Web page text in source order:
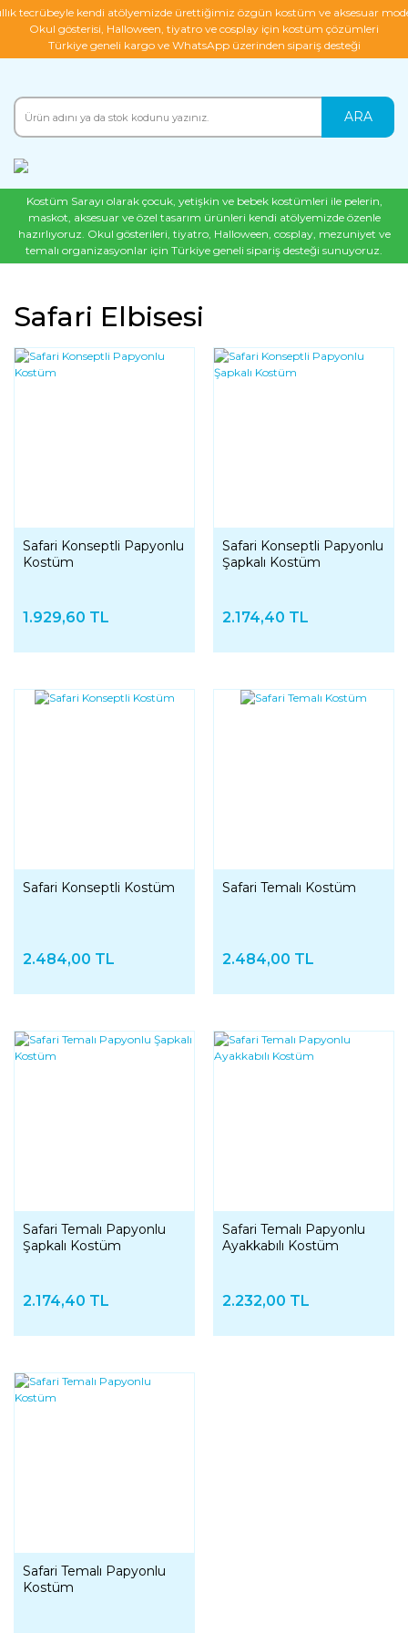
tecrübeyle kendi atölyemizde ürettiğimiz özgün kostüm ve aksesuar
Okul gösterisi, Halloween, tiyatro ve cosplay için kostüm çözümleri
Türkiye geneli kargo ve WhatsApp üzerinden sipariş desteği
ARA
Kostüm Sarayı olarak çocuk, yetişkin ve bebek kostümleri ile pelerin,
maskot, aksesuar ve özel tasarım ürünleri kendi atölyemizde özenle
hazırlıyoruz. Okul gösterileri, tiyatro, Halloween, cosplay, mezuniyet ve
temalı organizasyonlar için Türkiye geneli sipariş desteği sunuyoruz.
Safari Elbisesi
Safari Konseptli Papyonlu
Kostüm
1.929,60 TL
Safari Konseptli Papyonlu
Şapkalı Kostüm
2.174,40 TL
Safari Konseptli Kostüm
2.484,00 TL
Safari Temalı Kostüm
2.484,00 TL
Safari Temalı Papyonlu
Şapkalı Kostüm
2.174,40 TL
Safari Temalı Papyonlu
Ayakkabılı Kostüm
2.232,00 TL
Safari Temalı Papyonlu
Kostüm